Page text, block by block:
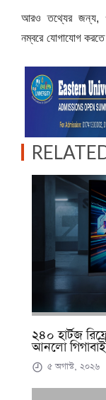
আরও তথ্যের জন্য,
নম্বরে যোগাযোগ করতে
২৪০ হার্টজ
আনলো
৫ অগাস্ট, ২০২৬